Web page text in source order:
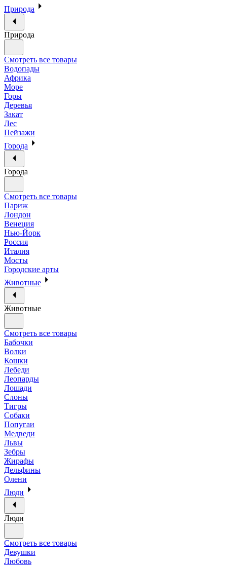
Природа
Природа
Смотреть все товары
Водопады
Африка
Море
Горы
Деревья
Закат
Лес
Пейзажи
Города
Города
Смотреть все товары
Париж
Лондон
Венеция
Нью-Йорк
Россия
Италия
Мосты
Городские арты
Животные
Животные
Смотреть все товары
Бабочки
Волки
Кошки
Лебеди
Леопарды
Лошади
Слоны
Тигры
Собаки
Попугаи
Медведи
Львы
Зебры
Жирафы
Дельфины
Олени
Люди
Люди
Смотреть все товары
Девушки
Любовь